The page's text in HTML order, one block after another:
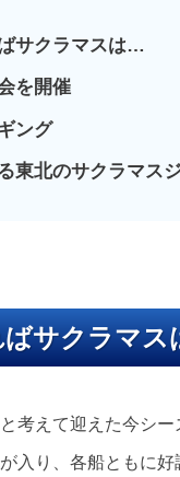
サクラマスは…
を開催
ング
東北のサクラマス
ばサクラマ
考えて迎えた今シ
入り、各船ともに